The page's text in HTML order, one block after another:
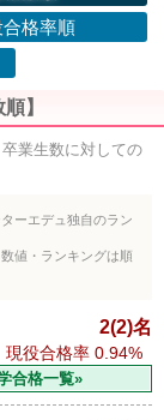
格率順
】
業生数に対しての
ーエデュ独自のラン
値・ランキングは順
2(2)名
現役合格率 0.94%
合格一覧»